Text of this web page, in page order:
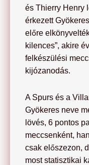
és Thierry Henry
érkezett
előre
kilences”, akire
felkészülési
kijózanodás.
A Spurs és a
Gyökeres neve
lövés, 6 pontos
meccsenként,
csak előszezon,
most statisztikai